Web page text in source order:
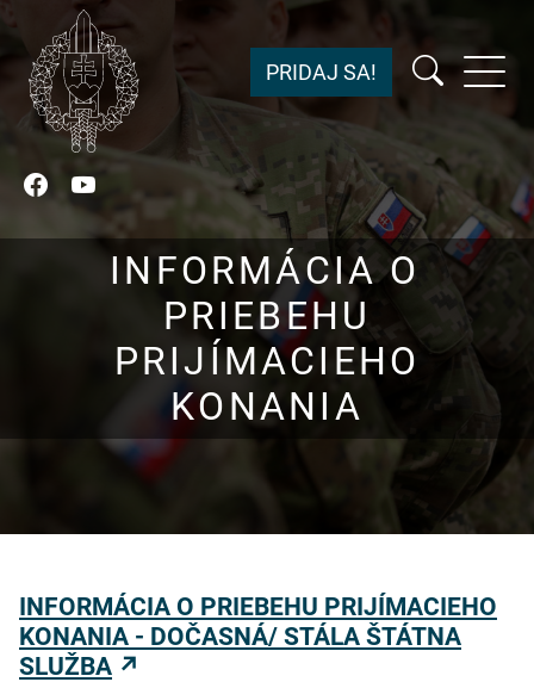
FacebookYouTube
PRIDAJ SA!
INFORMÁCIA O
PRIEBEHU
PRIJÍMACIEHO
KONANIA
INFORMÁCIA O PRIEBEHU PRIJÍMACIEHO
KONANIA - DOČASNÁ/ STÁLA ŠTÁTNA
SLUŽBA